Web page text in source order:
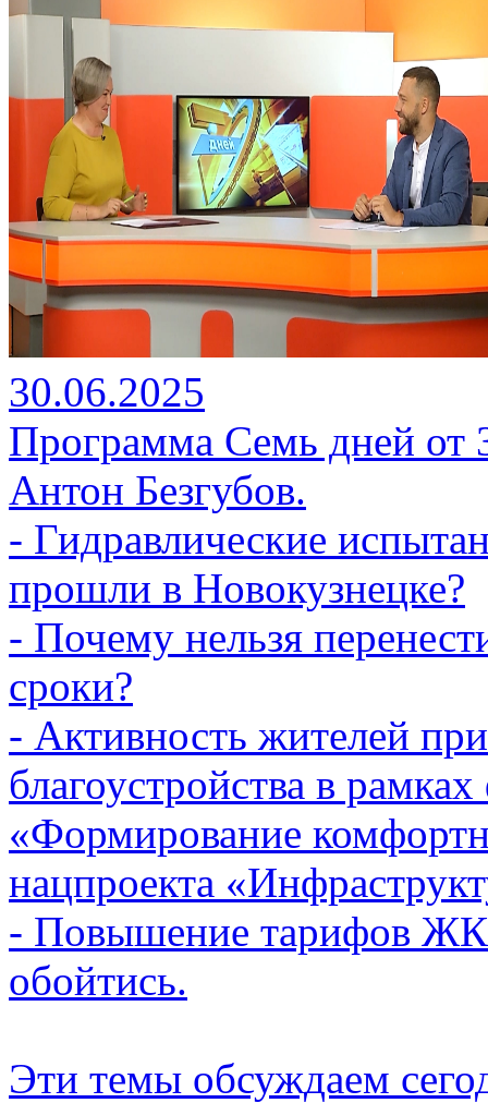
30.06.2025
Программа Семь дней от
Антон Безгубов.
- Гидравлические
прошли в Новокузнецке?
- Почему нельзя
сроки?
- Активность жителей
благоустройства в
«Формирование
нацпроекта
- Повышение тарифов
обойтись.
Эти темы обсуждаем